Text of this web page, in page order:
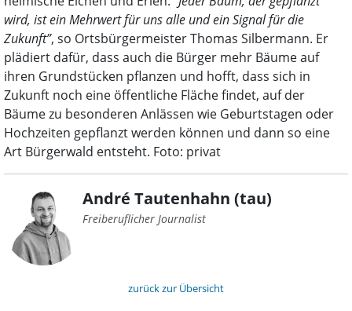
wird, ist ein Mehrwert für uns alle und ein Signal für die
Zukunft”, so Ortsbürgermeister Thomas Silbermann. Er
plädiert dafür, dass auch die Bürger mehr Bäume auf
ihren Grundstücken pflanzen und hofft, dass sich in
Zukunft noch eine öffentliche Fläche findet, auf der
Bäume zu besonderen Anlässen wie Geburtstagen oder
Hochzeiten gepflanzt werden können und dann so eine
Art Bürgerwald entsteht. Foto: privat
André Tautenhahn (tau)
Freiberuflicher Journalist
zurück zur Übersicht